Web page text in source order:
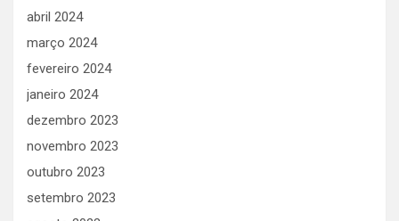
abril 2024
março 2024
fevereiro 2024
janeiro 2024
dezembro 2023
novembro 2023
outubro 2023
setembro 2023